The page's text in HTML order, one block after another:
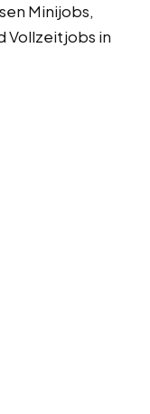
Minijobs,
Vollzeitjobs in